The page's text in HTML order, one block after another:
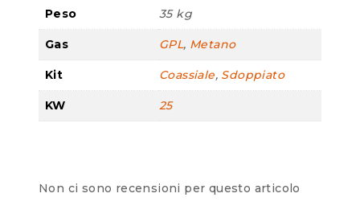
Peso 35 kg
Gas GPL, Metano
Kit Coassiale, Sdoppiato
KW 25
Non ci sono recensioni per questo articolo